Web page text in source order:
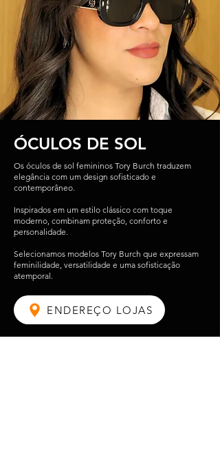
ÓCULOS DE SOL
Os óculos de sol femininos Tory Burch traduzem
elegância com um design sofisticado e
contemporâneo.
Inspirados em um estilo clássico com toque
moderno, combinam proteção, conforto e
personalidade.
Selecionamos modelos Tory Burch que expressam
feminilidade, versatilidade e uma sofisticação
atemporal.
ENDEREÇO LOJAS